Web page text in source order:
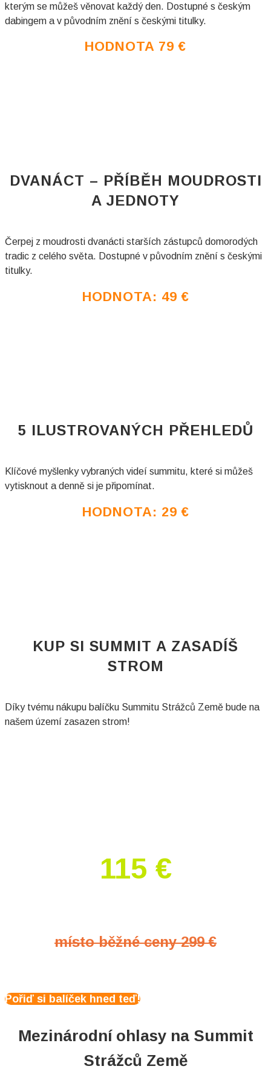
kterým se můžeš věnovat každý den. Dostupné s českým
dabingem a v původním znění s českými titulky.
HODNOTA 79€
DVANÁCT – PŘÍBĚH MOUDROSTI
A JEDNOTY​
Čerpej z moudrosti dvanácti starších zástupců domorodých
tradic z celého světa. Dostupné v původním znění s českými
titulky.
HODNOTA: 49€
5 ILUSTROVANÝCH PŘEHLEDŮ
Klíčové myšlenky vybraných videí summitu, které si můžeš
vytisknout a denně si je připomínat.
HODNOTA: 29€
KUP SI SUMMIT A ZASADÍŠ
STROM
Díky tvému nákupu balíčku Summitu Strážců Země bude na
našem území zasazen strom!
115 €
místo běžné ceny 299 €
Pořiď si balíček hned teď!
Mezinárodní ohlasy na Summit
Strážců Země